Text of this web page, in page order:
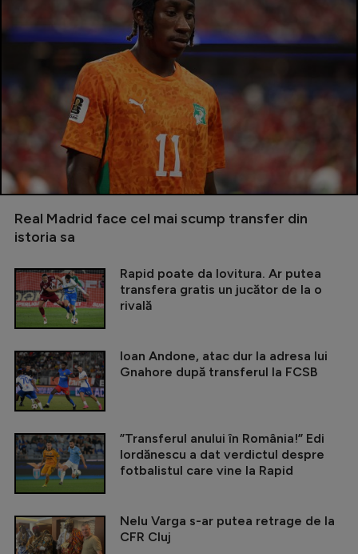
Real Madrid face cel mai scump transfer din
istoria sa
Rapid poate da lovitura. Ar putea
transfera gratis un jucător de la o
rivală
Ioan Andone, atac dur la adresa lui
Gnahore după transferul la FCSB
”Transferul anului în România!” Edi
Iordănescu a dat verdictul despre
fotbalistul care vine la Rapid
Nelu Varga s-ar putea retrage de la
CFR Cluj